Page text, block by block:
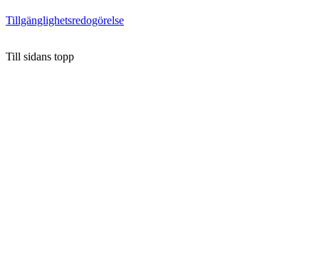
Tillgänglighetsredogörelse
Till sidans topp